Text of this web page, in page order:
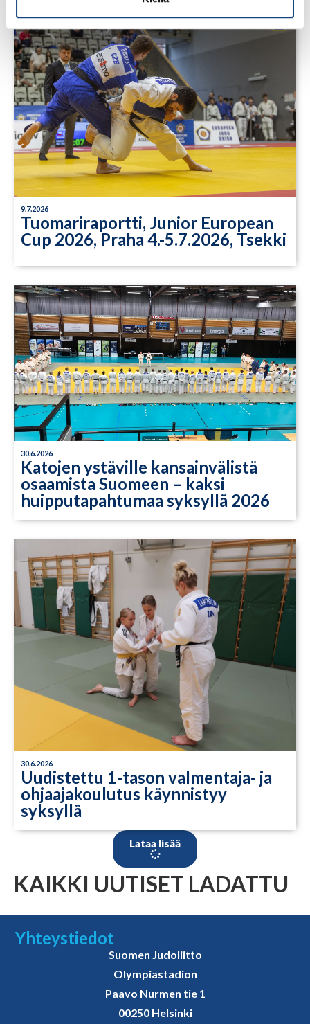
9.7.2026
Tuomariraportti, Junior European
Cup 2026, Praha 4.-5.7.2026, Tsekki
30.6.2026
Katojen ystäville kansainvälistä
osaamista Suomeen – kaksi
huipputapahtumaa syksyllä 2026
30.6.2026
Uudistettu 1-tason valmentaja- ja
ohjaajakoulutus käynnistyy
syksyllä
Lataa lisää
KAIKKI UUTISET LADATTU
Yhteystiedot
Suomen Judoliitto
Olympiastadion
Paavo Nurmen tie 1
00250 Helsinki